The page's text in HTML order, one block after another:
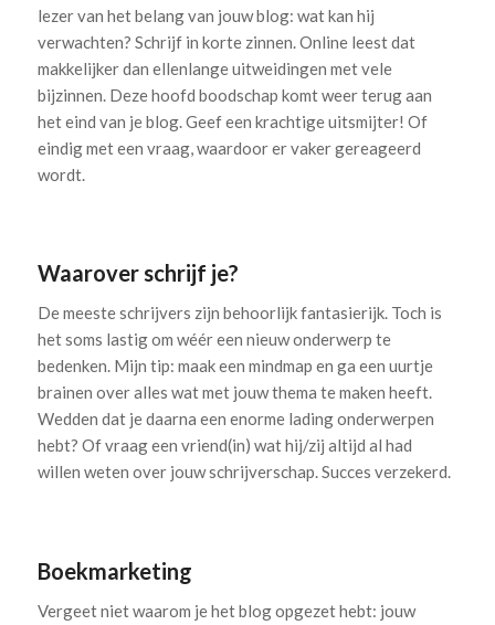
lezer van het belang van jouw blog: wat kan hij
verwachten? Schrijf in korte zinnen. Online leest dat
makkelijker dan ellenlange uitweidingen met vele
bijzinnen. Deze hoofd boodschap komt weer terug aan
het eind van je blog. Geef een krachtige uitsmijter! Of
eindig met een vraag, waardoor er vaker gereageerd
wordt.
Waarover schrijf je?
De meeste schrijvers zijn behoorlijk fantasierijk. Toch is
het soms lastig om wéér een nieuw onderwerp te
bedenken. Mijn tip: maak een mindmap en ga een uurtje
brainen over alles wat met jouw thema te maken heeft.
Wedden dat je daarna een enorme lading onderwerpen
hebt? Of vraag een vriend(in) wat hij/zij altijd al had
willen weten over jouw schrijverschap. Succes verzekerd.
Boekmarketing
Vergeet niet waarom je het blog opgezet hebt: jouw